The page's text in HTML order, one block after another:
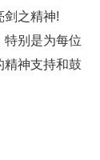
剑之精神!
特别是为每位
精神支持和鼓